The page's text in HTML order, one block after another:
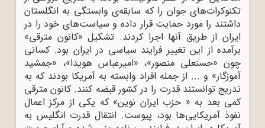
تکنوکرات‌های جوان را که سابقه‌ی وابستگی به انگلستان
داشتند را مورد حمایت قرار داده و سیاست‌های خود را در
ایران از طریق آنها اجرا ‌کردند. تشکیل «کانون مترقی»
برآمده از این تغییر فرایند سیاسی در ایران بود. کسانی
چون «حسنعلی منصور»، «امیرعباس هویدا»، «جمشید
آموزگار» و ... از جمله‌ افراد وابسته به آمریکا بودند که به
تدریج توانستند قدرت را در کشور قبضه کنند. کانون مترقی
کمی بعد به « حزب ایران نوین» که یکی از مرکز اعمال
نفوذ آمریکایی‌ها‌ بود، پیوست. انتقال قدرت انگلیس به